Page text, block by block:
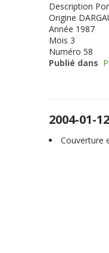
Description
Origine
Année 1987
Mois 3
Numéro 58
Publié dans
2004-01-
Couverture